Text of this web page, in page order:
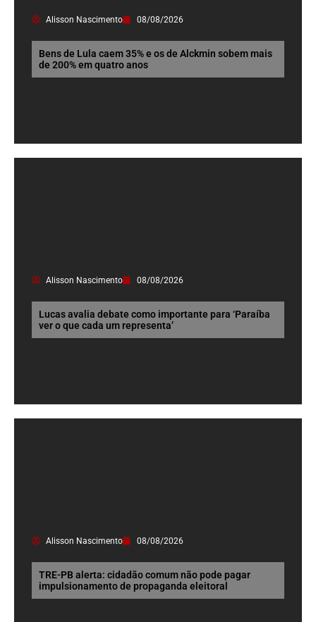
Alisson Nascimento 08/08/2026
Bens de Lula caem 35% e os de Alckmin sobem mais
de 200% em quatro anos
Alisson Nascimento 08/08/2026
Lucas avalia debate como importante para ‘Paraíba
ver o que cada um representa’
Alisson Nascimento 08/08/2026
TRE-PB alerta: cidadão comum não pode pagar
impulsionamento de propaganda eleitoral